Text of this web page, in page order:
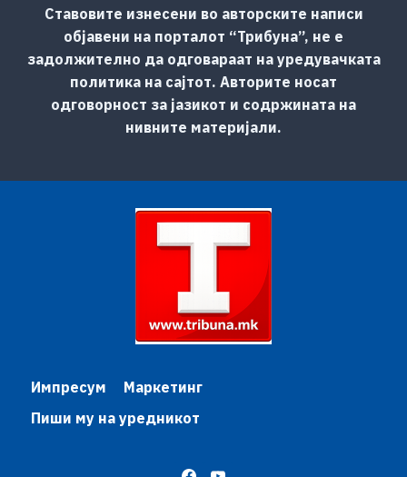
Ставовите изнесени во авторските написи
објавени на порталот “Трибуна”, не е
задолжително да одговараат на уредувачката
политика на сајтот. Авторите носат
одговорност за јазикот и содржината на
нивните материјали.
Импресум
Маркетинг
Пиши му на уредникот